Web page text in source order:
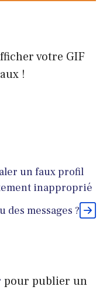
votre GIF
!
un faux profil
inapproprié
des messages ?
pour publier un